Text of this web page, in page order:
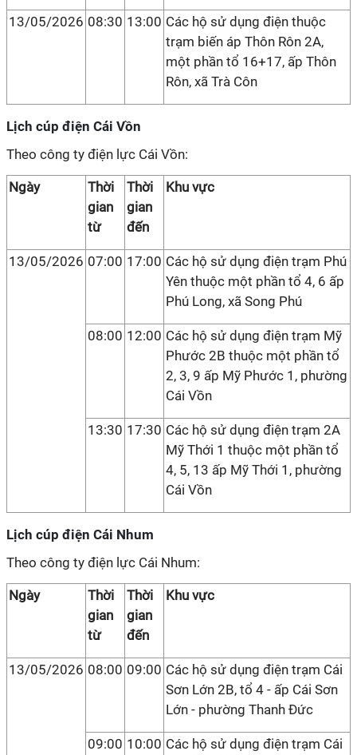
13/05/2026 08:30 13:00 Các hộ sử dụng điện thuộc
trạm biến áp Thôn Rôn 2A,
một phần tổ 16+17, ấp Thôn
Rôn, xã Trà Côn
Lịch cúp điện Cái Vồn
Theo công ty điện lực Cái Vồn:
Ngày
Thời
gian
từ
Thời
gian
đến
Khu vực
13/05/2026 07:00 17:00 Các hộ sử dụng điện trạm Phú
Yên thuộc một phần tổ 4, 6 ấp
Phú Long, xã Song Phú
08:00 12:00 Các hộ sử dụng điện trạm Mỹ
Phước 2B thuộc một phần tổ
2, 3, 9 ấp Mỹ Phước 1, phường
Cái Vồn
13:30 17:30 Các hộ sử dụng điện trạm 2A
Mỹ Thới 1 thuộc một phần tổ
4, 5, 13 ấp Mỹ Thới 1, phường
Cái Vồn
Lịch cúp điện Cái Nhum
Theo công ty điện lực Cái Nhum:
Ngày
Thời
gian
từ
Thời
gian
đến
Khu vực
13/05/2026 08:00 09:00 Các hộ sử dụng điện trạm Cái
Sơn Lớn 2B, tổ 4 - ấp Cái Sơn
Lớn - phường Thanh Đức
09:00 10:00 Các hộ sử dụng điện trạm Cái